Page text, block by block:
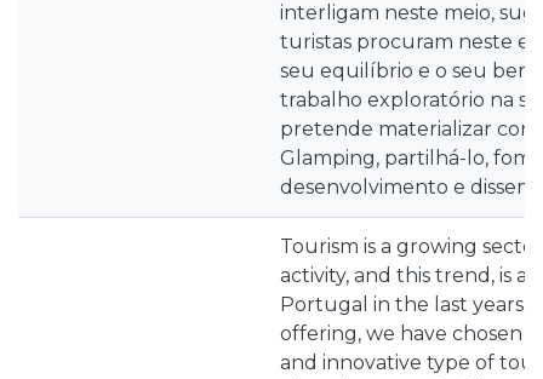
interligam neste meio,
turistas procuram neste
seu equilíbrio e o seu bem
trabalho exploratório na
pretende materializar
Glamping, partilhá-lo,
desenvolvimento e
Tourism is a growing
activity, and this trend, is
Portugal in the last years.
offering, we have chosen
and innovative type of